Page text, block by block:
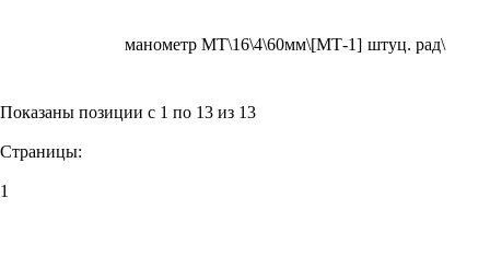
манометр МТ\16\4\60мм\[МТ-1] штуц. рад\
Показаны позиции с 1 по 13 из 13
Страницы:
1